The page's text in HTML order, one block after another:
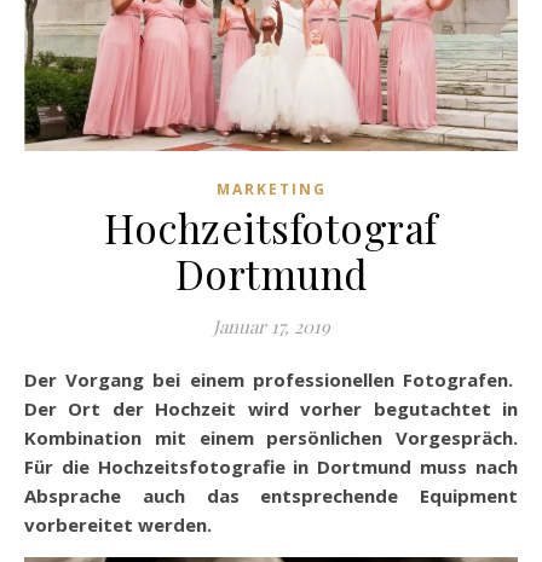
MARKETING
Hochzeitsfotograf
Dortmund
Januar 17, 2019
Der Vorgang bei einem professionellen Fotografen.
Der Ort der Hochzeit wird vorher begutachtet in
Kombination mit einem persönlichen Vorgespräch.
Für die Hochzeitsfotografie in Dortmund muss nach
Absprache auch das entsprechende Equipment
vorbereitet werden.